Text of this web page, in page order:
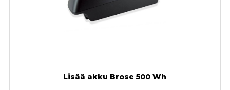
Lisää akku Brose 500 Wh